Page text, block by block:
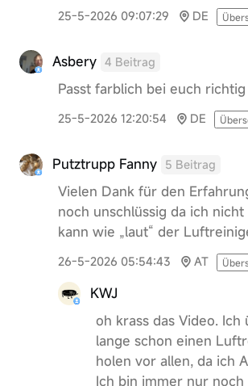
25-5-2026 09:07:29 DE
Asbery 4 Beitrag
Passt farblich bei euch
25-5-2026 12:20:54 DE
Putztrupp Fanny 5 Beitrag
Vielen Dank für den
noch unschlüssig da ich nicht
kann wie „laut“ der
26-5-2026 05:54:43 AT
KWJ
oh krass das Video. Ich
lange schon einen
holen vor allen, da ich
Ich bin immer nur noch